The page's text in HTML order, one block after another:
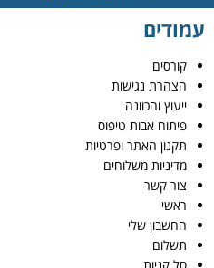
עמודים
קורסים
הצהרת נגישות
ייעוץ והכוונה
פיתוח אבות טיפוס
תקנון האתר ופרטיות
מדיניות משלוחים
צור קשר
ראשי
החשבון שלי
תשלום